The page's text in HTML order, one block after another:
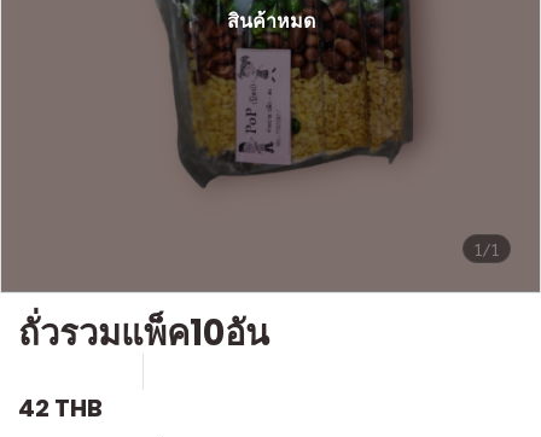
1/1
สินค้าหมด
ถั่วรวมแพ็ค10อัน
42 THB